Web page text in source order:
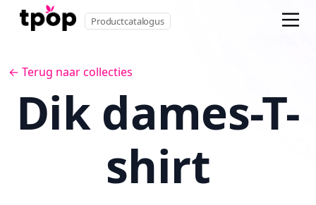
Productcatalogus
← Terug naar collecties
Dik dames-T-
shirt